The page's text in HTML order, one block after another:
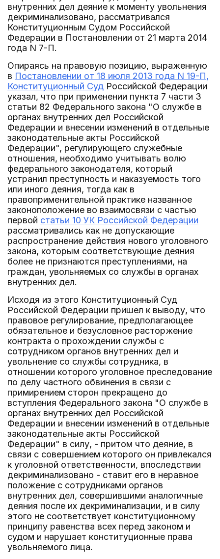
внутренних дел деяние к моменту увольнения
декриминализовано, рассматривался
Конституционным Судом Российской
Федерации в Постановлении от 21 марта 2014
года N 7-П.
Опираясь на правовую позицию, выраженную
в Постановлении от 18 июля 2013 года N 19-П,
Конституционный Суд Российской Федерации
указал, что при применении пункта 7 части 3
статьи 82 Федерального закона "О службе в
органах внутренних дел Российской
Федерации и внесении изменений в отдельные
законодательные акты Российской
Федерации", регулирующего служебные
отношения, необходимо учитывать волю
федерального законодателя, который
устранил преступность и наказуемость того
или иного деяния, тогда как в
правоприменительной практике названное
законоположение во взаимосвязи с частью
первой статьи 10 УК Российской Федерации
рассматривались как не допускающие
распространение действия нового уголовного
закона, которым соответствующие деяния
более не признаются преступлениями, на
граждан, увольняемых со службы в органах
внутренних дел.
Исходя из этого Конституционный Суд
Российской Федерации пришел к выводу, что
правовое регулирование, предполагающее
обязательное и безусловное расторжение
контракта о прохождении службы с
сотрудником органов внутренних дел и
увольнение со службы сотрудника, в
отношении которого уголовное преследование
по делу частного обвинения в связи с
примирением сторон прекращено до
вступления Федерального закона "О службе в
органах внутренних дел Российской
Федерации и внесении изменений в отдельные
законодательные акты Российской
Федерации" в силу, - притом что деяние, в
связи с совершением которого он привлекался
к уголовной ответственности, впоследствии
декриминализовано - ставит его в неравное
положение с сотрудниками органов
внутренних дел, совершившими аналогичные
деяния после их декриминализации, и в силу
этого не соответствует конституционному
принципу равенства всех перед законом и
судом и нарушает конституционные права
увольняемого лица.